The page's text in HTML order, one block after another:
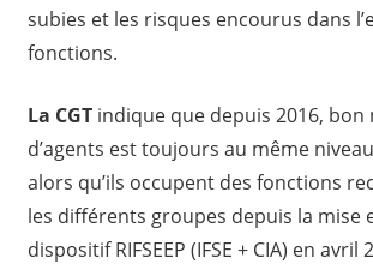
subies et les risques encourus dans
fonctions.
La CGTindique que depuis 2016, bon
d’agents est toujours au même
alors qu’ils occupent des fonctions
les différents groupes depuis la mise
dispositif RIFSEEP (IFSE + CIA) en avril